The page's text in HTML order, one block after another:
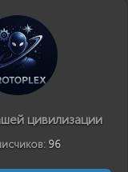
цивилизации
96